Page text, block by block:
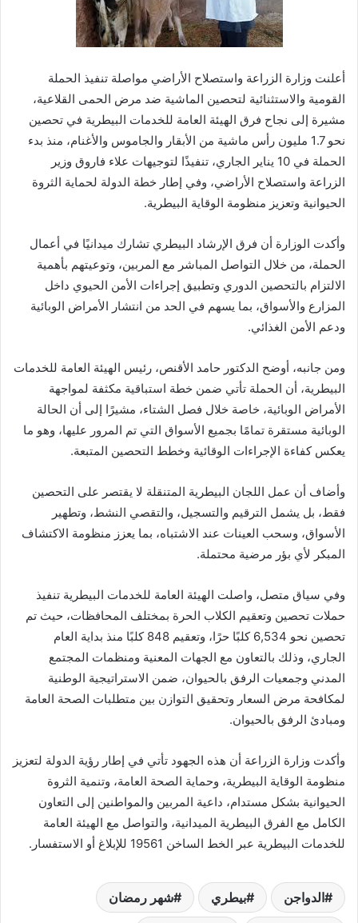
أعلنت وزارة الزراعة واستصلاح الأراضي مواصلة تنفيذ الحملة
القومية والاستثنائية لتحصين الماشية ضد مرض الحمى القلاعية،
مشيرة إلى نجاح فرق الهيئة العامة للخدمات البيطرية في تحصين
نحو 1.7 مليون رأس ماشية من الأبقار والجاموس والأغنام، منذ بدء
الحملة في 10 يناير الجاري، تنفيذًا لتوجيهات علاء فاروق وزير
الزراعة واستصلاح الأراضي، وفي إطار خطة الدولة لحماية الثروة
الحيوانية وتعزيز منظومة الوقاية البيطرية.
وأكدت الوزارة أن فرق الإرشاد البيطري تشارك ميدانيًا في أعمال
الحملة، من خلال التواصل المباشر مع المربين، وتوعيتهم بأهمية
الالتزام بالتحصين الدوري وتطبيق إجراءات الأمن الحيوي داخل
المزارع والأسواق، بما يسهم في الحد من انتشار الأمراض الوبائية
ودعم الأمن الغذائي.
ومن جانبه، أوضح الدكتور حامد الأقنص، رئيس الهيئة العامة للخدمات
البيطرية، أن الحملة تأتي ضمن خطة استباقية مكثفة لمواجهة
الأمراض الوبائية، خاصة خلال فصل الشتاء، مشيرًا إلى أن الحالة
الوبائية مستقرة تمامًا بجميع الأسواق التي تم المرور عليها، وهو ما
يعكس كفاءة الإجراءات الوقائية وخطط التحصين المتبعة.
وأضاف أن عمل اللجان البيطرية المتنقلة لا يقتصر على التحصين
فقط، بل يشمل الترقيم والتسجيل، والتقصي النشط، وتطهير
الأسواق، وسحب العينات عند الاشتباه، بما يعزز منظومة الاكتشاف
المبكر لأي بؤر مرضية محتملة.
وفي سياق متصل، واصلت الهيئة العامة للخدمات البيطرية تنفيذ
حملات تحصين وتعقيم الكلاب الحرة بمختلف المحافظات، حيث تم
تحصين نحو 6,534 كلبًا حرًا، وتعقيم 848 كلبًا منذ بداية العام
الجاري، وذلك بالتعاون مع الجهات المعنية ومنظمات المجتمع
المدني وجمعيات الرفق بالحيوان، ضمن الاستراتيجية الوطنية
لمكافحة مرض السعار وتحقيق التوازن بين متطلبات الصحة العامة
ومبادئ الرفق بالحيوان.
وأكدت وزارة الزراعة أن هذه الجهود تأتي في إطار رؤية الدولة لتعزيز
منظومة الوقاية البيطرية، وحماية الصحة العامة، وتنمية الثروة
الحيوانية بشكل مستدام، داعية المربين والمواطنين إلى التعاون
الكامل مع الفرق البيطرية الميدانية، والتواصل مع الهيئة العامة
للخدمات البيطرية عبر الخط الساخن 19561 للإبلاغ أو الاستفسار.
الدواجن بيطري شهر رمضان